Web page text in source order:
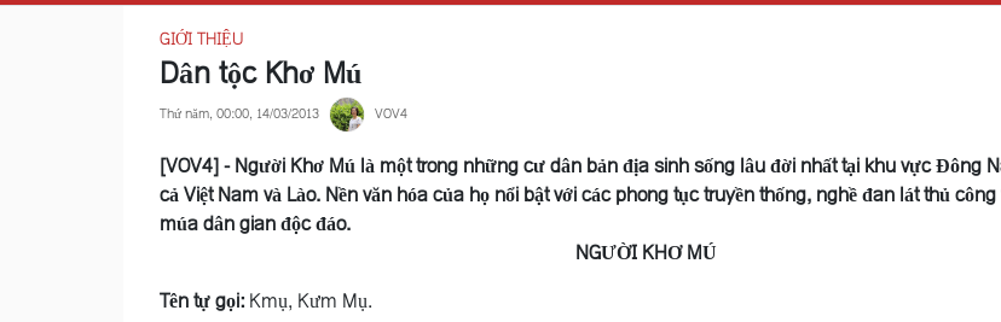
GIỚI THIỆU
Dân tộc Khơ Mú
Thứ năm, 00:00, 14/03/2013 VOV4
[VOV4] - Người Khơ Mú là một trong những cư dân bản địa sinh sống lâu đời nhất tại khu vực Đông
cả Việt Nam và Lào. Nền văn hóa của họ nổi bật với các phong tục truyền thống, nghề đan lát thủ
múa dân gian độc đáo.
NGƯỜI KHƠ MÚ
Tên tự gọi:Kmụ, Kưm Mụ.